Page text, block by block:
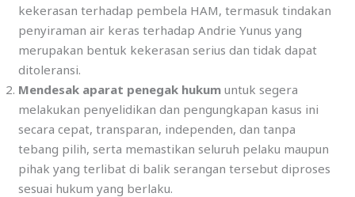
kekerasan terhadap pembela HAM, termasuk tindakan
penyiraman air keras terhadap Andrie Yunus yang
merupakan bentuk kekerasan serius dan tidak dapat
ditoleransi.
Mendesak aparat penegak hukum untuk segera
melakukan penyelidikan dan pengungkapan kasus ini
secara cepat, transparan, independen, dan tanpa
tebang pilih, serta memastikan seluruh pelaku maupun
pihak yang terlibat di balik serangan tersebut diproses
sesuai hukum yang berlaku.